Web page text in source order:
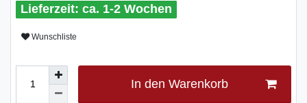
ca. 1-2 Wochen
Wunschliste
In den Warenkorb